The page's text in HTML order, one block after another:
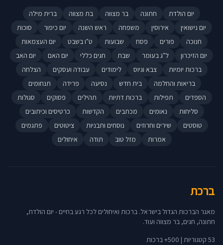
יום הולדת חתונה בר מצווה בת מצווה
ברית מילה
יום נישואין
אירוסין משפחה ראש השנה יום כיפור
סוכות
חנוכה
פורים פסח שבועות ט"ו בשבט
יום העצמאות
יום הזיכרון
ל"ג בעומר שבת חגים כללי יום האם
יום האב
ברכות יומיות
צבא וגיוס לימודים עבודה ועסקים
הצלחה
בריאות והחלמה
בית חדש נסיעה פרידה
תנחומים
הספדים
תפילות ברכות דתיות תהילים פסוקים
סגולות
סליחות
נאומים מכתבים הקדשות
כרטיסים וכיתובים
טוסטים
שירים וחרוזים נוסחים ותבניות ציטוטים
פתגמים
אמרות
מזל טוב תודה איחולים
ברכת
מאגר הברכות הגדול בישראל. ברכות ואיחולים לכל רגע בחיים - יום הולדת,
חתונה, חגים, בר מצווה ועוד.
53 קטגוריות | 500+ ברכות